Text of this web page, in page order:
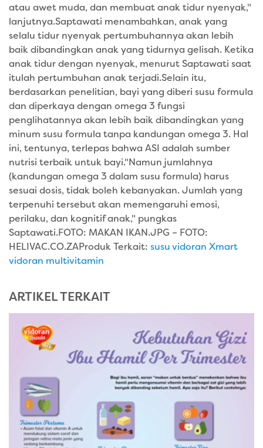
atau awet muda, dan membuat anak tidur nyenyak,"
lanjutnya.Saptawati menambahkan, anak yang
selalu tidur nyenyak pertumbuhannya akan lebih
baik dibandingkan anak yang tidurnya gelisah. Ketika
anak tidur dengan nyenyak, menurut Saptawati saat
itulah pertumbuhan anak terjadi.Selain itu,
berdasarkan penelitian, bayi yang diberi susu formula
dan diperkaya dengan omega 3 fungsi
penglihatannya akan lebih baik dibandingkan yang
minum susu formula tanpa kandungan omega 3. Hal
ini, tentunya, terlepas bahwa ASI adalah sumber
nutrisi terbaik untuk bayi."Namun jumlahnya
(kandungan omega 3 dalam susu formula) harus
sesuai dosis, tidak boleh kebanyakan. Jumlah yang
terpenuhi tersebut akan memengaruhi emosi,
perilaku, dan kognitif anak," pungkas
Saptawati.FOTO: MAKAN IKAN.JPG – FOTO:
HELIVAC.CO.ZAProduk Terkait: susu vidoran Xmart
vidoran multivitamin
ARTIKEL TERKAIT